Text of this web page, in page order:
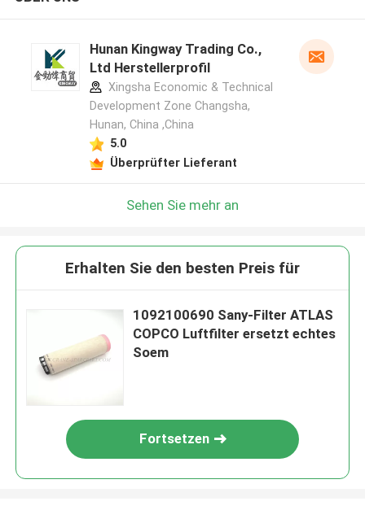
Hunan Kingway Trading Co.,
Ltd Herstellerprofil
Xingsha Economic & Technical
Development Zone Changsha,
Hunan, China ,China
5.0
Überprüfter Lieferant
Sehen Sie mehr an
Erhalten Sie den besten Preis für
1092100690 Sany-Filter ATLAS
COPCO Luftfilter ersetzt echtes
Soem
Fortsetzen